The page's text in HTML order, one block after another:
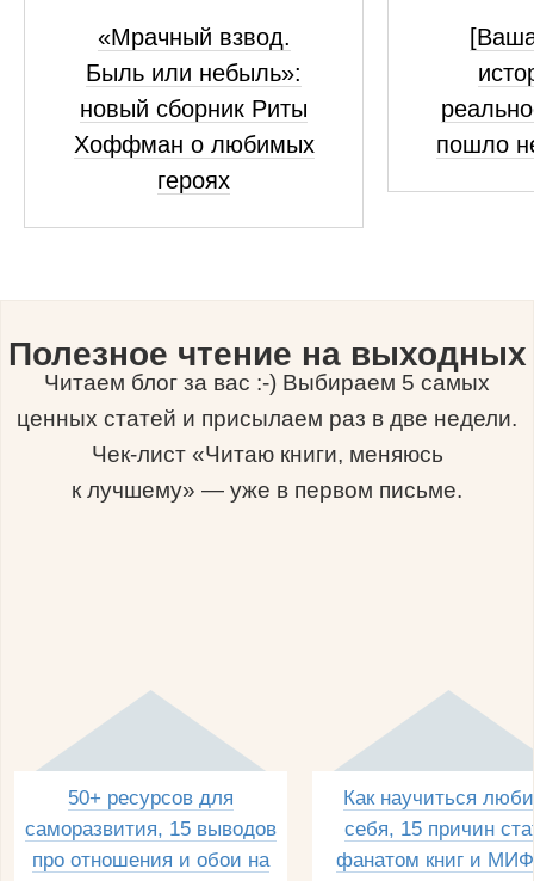
«Мрачный взвод.
Быль или небыль»:
новый сборник Риты
Хоффман о любимых
героях
пошло
Полезное чтение на выходных
Читаем блог за вас :-) Выбираем 5 самых
ценных статей и присылаем раз в две недели.
Чек-лист «Читаю книги, меняюсь
к лучшему» — уже в первом письме.
50+ ресурсов для
саморазвития, 15 выводов
про отношения и обои на
Как научиться
себя, 15 причин
фанатом книг и